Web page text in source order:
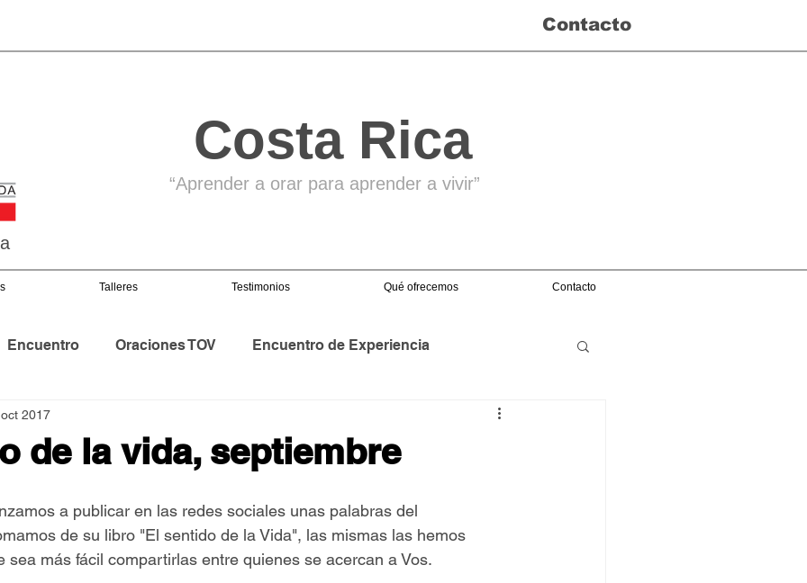
Contacto
Costa Rica
“Aprender a orar para aprender a vivir”
Talleres Testimonios Qué ofrecemos Contacto
Encuentro Oraciones TOV Encuentro de Experiencia
Asamblea Nacional
Feliz Semillas de Paz
de la vida, septiembre
2017
a publicar en las redes sociales unas palabras del
de su libro "El sentido de la Vida", las mismas las hemos
sea más fácil compartirlas entre quienes se acercan a Vos.